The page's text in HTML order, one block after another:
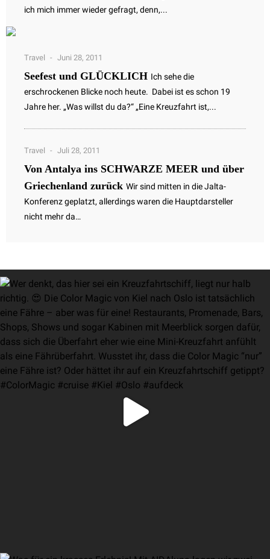
ich mich immer wieder gefragt, denn,...
Travel Juni 28, 2011
Seefest und GLÜCKLICH Ich sehe die
erschrockenen Blicke noch heute. Dabei ist es schon 19
Jahre her. „Was willst du da?“ „Eine Kreuzfahrt ist,...
Travel Juli 28, 2011
Von Antalya ins SCHWARZE MEER und über
Griechenland zurück Wir sind mitten in die Jalta-
Konferenz geplatzt, allerdings waren die Hauptdarsteller
nicht mehr da…